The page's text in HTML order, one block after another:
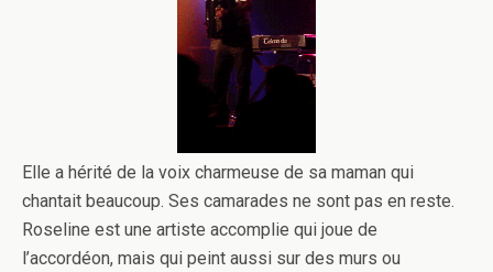
Elle a hérité de la voix charmeuse de sa maman qui
chantait beaucoup. Ses camarades ne sont pas en reste.
Roseline est une artiste accomplie qui joue de
l’accordéon, mais qui peint aussi sur des murs ou